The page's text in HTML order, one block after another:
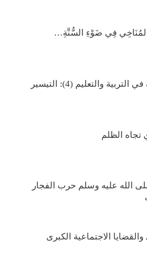
المُنَاخِي فِي ضَوْءِ السُّنَّةِ…
الأسس النبوية في التربية والتعليم (4): التيسير
تجاه الظلم
الله عليه وسلم حرب الفجار
والقضايا الاجتماعية الكبرى